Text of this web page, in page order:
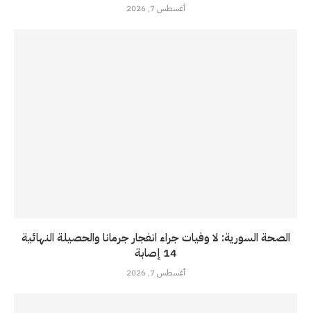
أغسطس 7, 2026
الصحة السورية: لا وفيات جراء انفجار جرمانا والحصيلة النهائية
14 إصابة
أغسطس 7, 2026